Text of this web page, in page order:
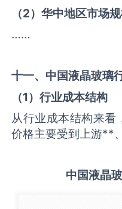
（2）华中地区市场
……
十一、中国液晶玻璃
（1）行业成本结构
从行业成本结构来看
价格主要受到上游**
中国液晶